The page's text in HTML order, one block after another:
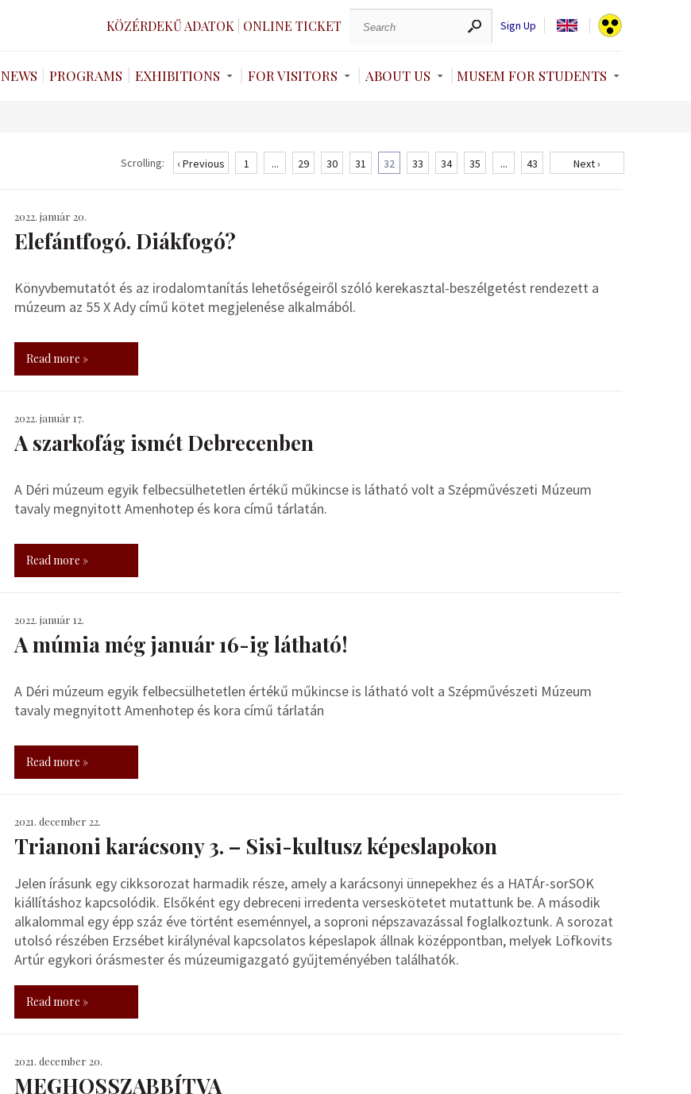
KÖZÉRDEKŰ ADATOK ONLINE TICKET Sign Up
NEWS PROGRAMS EXHIBITIONS FOR VISITORS ABOUT US MUSEM FOR STUDENTS
Scrolling: ‹ Previous 1 ... 29 30 31 32 33 34 35 ... 43 Next ›
2022. január 20.
Elefántfogó. Diákfogó?
Könyvbemutatót és az irodalomtanítás lehetőségeiről szóló kerekasztal-beszélgetést rendezett a
múzeum az 55 X Ady című kötet megjelenése alkalmából.
Read more »
2022. január 17.
A szarkofág ismét Debrecenben
A Déri múzeum egyik felbecsülhetetlen értékű műkincse is látható volt a Szépművészeti Múzeum
tavaly megnyitott Amenhotep és kora című tárlatán.
Read more »
2022. január 12.
A múmia még január 16-ig látható!
A Déri múzeum egyik felbecsülhetetlen értékű műkincse is látható volt a Szépművészeti Múzeum
tavaly megnyitott Amenhotep és kora című tárlatán
Read more »
2021. december 22.
Trianoni karácsony 3. – Sisi-kultusz képeslapokon
Jelen írásunk egy cikksorozat harmadik része, amely a karácsonyi ünnepekhez és a HATÁr-sorSOK
kiállításhoz kapcsolódik. Elsőként egy debreceni irredenta verseskötetet mutattunk be. A második
alkalommal egy épp száz éve történt eseménnyel, a soproni népszavazással foglalkoztunk. A sorozat
utolsó részében Erzsébet királynéval kapcsolatos képeslapok állnak középpontban, melyek Löfkovits
Artúr egykori órásmester és múzeumigazgató gyűjteményében találhatók.
Read more »
2021. december 20.
MEGHOSSZABBÍTVA